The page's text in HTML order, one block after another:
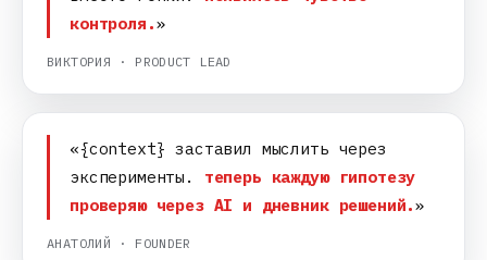
контроля.»
ВИКТОРИЯ · PRODUCT LEAD
«{context} заставил мыслить через
эксперименты. теперь каждую гипотезу
проверяю через AI и дневник решений.»
АНАТОЛИЙ · FOUNDER